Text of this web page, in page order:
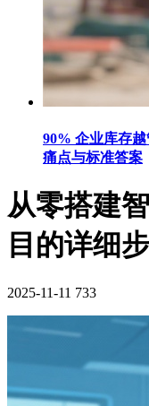
90% 企业库存
痛点与标准答案
从零搭建
目的详细
2025-11-11 733